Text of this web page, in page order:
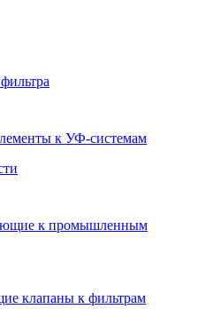
к УФ-системам
к промышленным
клапаны к фильтрам